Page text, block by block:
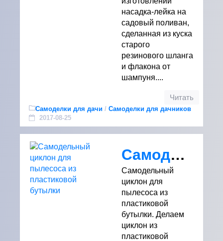
насадка-лейка на
садовый поливан,
сделанная из куска
старого
резинового шланга
и флакона от
шампуня....
Читать
Самоделки для дачи / Самоделки для дачников
2017-08-25
Самодельный циклон для пылесоса из пластиковой бутылки
Самодельный
циклон для
пылесоса из
пластиковой
бутылки. Делаем
циклон из
пластиковой